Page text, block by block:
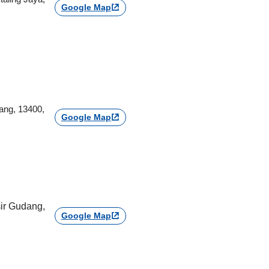
Google Map
13400,
Google Map
Gudang,
Google Map